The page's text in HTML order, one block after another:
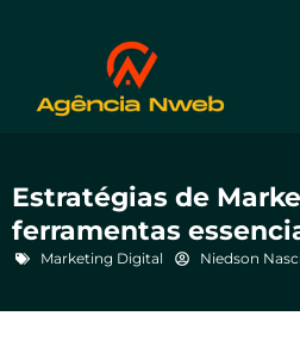
Estratégias de
ferramentas
Marketing Digital Niedson